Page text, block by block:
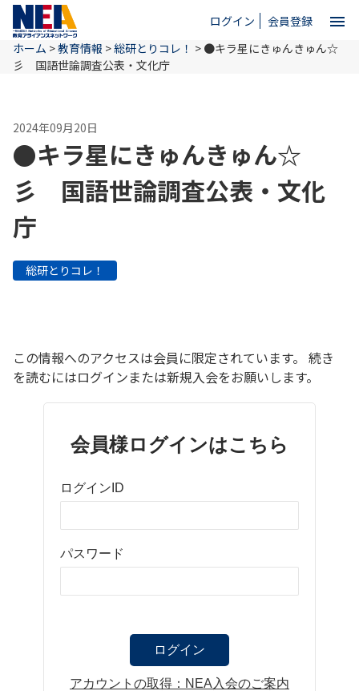
ログイン 会員登録 menu
ホーム
NEAとは
教育情報
お問い合わせ
ホーム >教育情報 >総研とりコレ！ > ●キラ星にきゅんきゅん☆
彡 国語世論調査公表・文化庁
2024年09月20日
●キラ星にきゅんきゅん☆
彡 国語世論調査公表・文化
庁
総研とりコレ！
この情報へのアクセスは会員に限定されています。 続き
を読むにはログインまたは新規入会をお願いします。
会員様ログインはこちら
ログインID
パスワード
アカウントの取得：NEA入会のご案内